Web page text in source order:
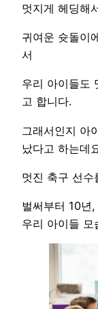
멋지게 헤딩해
귀여운 슛돌이
서
우리 아이들도
고 합니다.
그래서인지 아
났다고 하는데
멋진 축구 선
벌써부터 10년
우리 아이들